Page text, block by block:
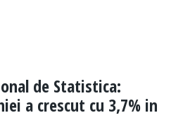
de Statistica:
a crescut cu 3,7% in